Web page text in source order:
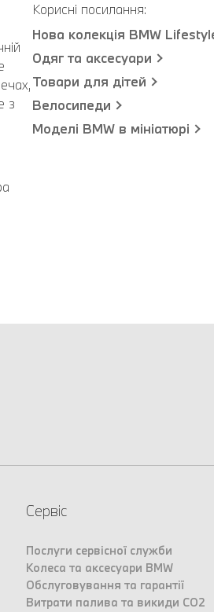
з
Корисні посилання:
Нова колекція BMW
Одяг та аксесуари
Товари для дітей
Велосипеди
Моделі BMW в мініатюрі
Сервіс
Послуги сервісної служби
Колеса та аксесуари BMW
Обслуговування та гарантії
Витрати палива та викиди CO2